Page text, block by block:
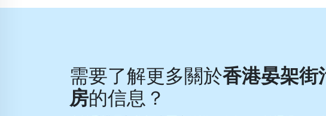
需要了解更多關於香港晏架街
房的信息？